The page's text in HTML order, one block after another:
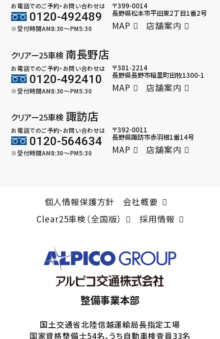
お電話でのご予約・お問い合わせは
0120-492489
※受付時間AM8:30～PM5:30
〒399-0014
長野県松本市平田東2丁目1番2号
MAP 店舗案内
クリアー25車検 南長野店
お電話でのご予約・お問い合わせは
0120-492410
※受付時間AM8:30～PM5:30
〒381-2214
長野県長野市稲里町田牧1300-1
MAP 店舗案内
クリアー25車検 諏訪店
お電話でのご予約・お問い合わせは
0120-564634
※受付時間AM8:30～PM5:30
〒392-0011
長野県諏訪市赤羽根1番14号
MAP 店舗案内
個人情報保護方針
会社概要
Clear25車検（全国版）
採用情報
整備事業本部
国土交通省北陸信越運輸局長指定工場
国家資格整備士54名、うち自動車検査員33名